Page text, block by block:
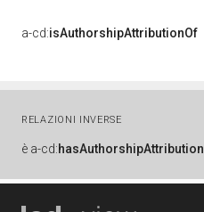
a-cd:isAuthorshipAttributionOf
RELAZIONI INVERSE
è a-cd:hasAuthorshipAttribution